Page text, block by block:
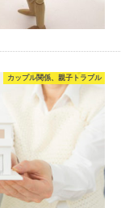
カップル関係、親子トラブル